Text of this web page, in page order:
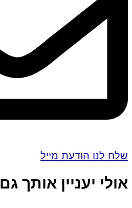
שלח לנו הודעת מייל
אולי יעניין אותך גם